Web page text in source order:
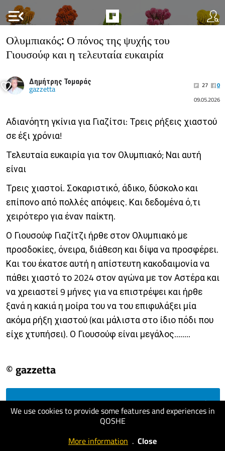
menu_open
We use cookies to provide some features and experiences in
QOSHE
More information . Close
Ολυμπιακός: Ο πόνος της ψυχής του
Γιουσούφ και η τελευταία ευκαιρία
Δημήτρης Τομαράς
gazzetta 27
0
09.05.2026
Αδιανόητη γκίνια για Γιαζίτσι: Τρεις ρήξεις χιαστού
σε έξι χρόνια!
Τελευταία ευκαιρία για τον Ολυμπιακό; Ναι αυτή
είναι
Τρεις χιαστοί. Σοκαριστικό, άδικο, δύσκολο και
επίπονο από πολλές απόψεις. Και δεδομένα ό,τι
χειρότερο για έναν παίκτη.
Ο Γιουσούφ Γιαζίτζι ήρθε στον Ολυμπιακό με
προσδοκίες, όνειρα, διάθεση και δίψα να προσφέρει.
Και του έκατσε αυτή η απίστευτη κακοδαιμονία να
πάθει χιαστό το 2024 στον αγώνα με τον Αστέρα και
να χρειαστεί 9 μήνες για να επιστρέψει και ήρθε
ξανά η κακιά η μοίρα του να του επιφυλάξει μία
ακόμα ρήξη χιαστού (και μάλιστα στο ίδιο πόδι που
είχε χτυπήσει). Ο Γιουσούφ είναι μεγάλος........
© gazzetta
visit website